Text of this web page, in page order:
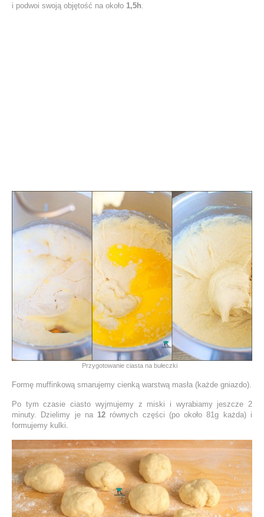
i podwoi swoją objętość na około 1,5h
Przygotowanie ciasta na bułeczki
Formę muffinkową smarujemy cienką warstwą masła (każde gniazdo).
Po tym czasie ciasto wyjmujemy z miski i wyrabiamy jeszcze 2
minuty. Dzielimy je na 12 równych części (po około 81g każda) i
formujemy kulki.